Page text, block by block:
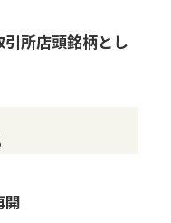
所店頭銘柄とし
開